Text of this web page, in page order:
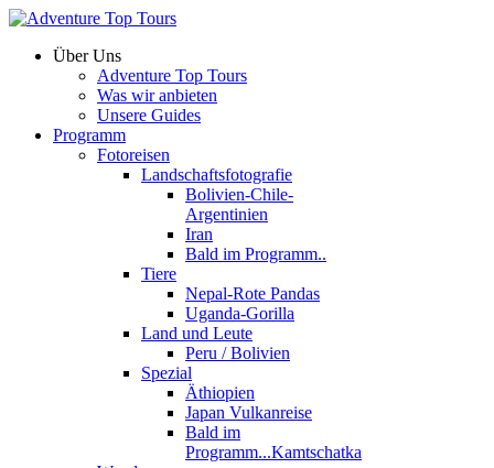
Über Uns
Adventure Top Tours
Was wir anbieten
Unsere Guides
Programm
Fotoreisen
Landschaftsfotografie
Bolivien-Chile-
Argentinien
Iran
Bald im Programm..
Tiere
Nepal-Rote Pandas
Uganda-Gorilla
Land und Leute
Peru / Bolivien
Spezial
Äthiopien
Japan Vulkanreise
Bald im
Programm...Kamtschatka